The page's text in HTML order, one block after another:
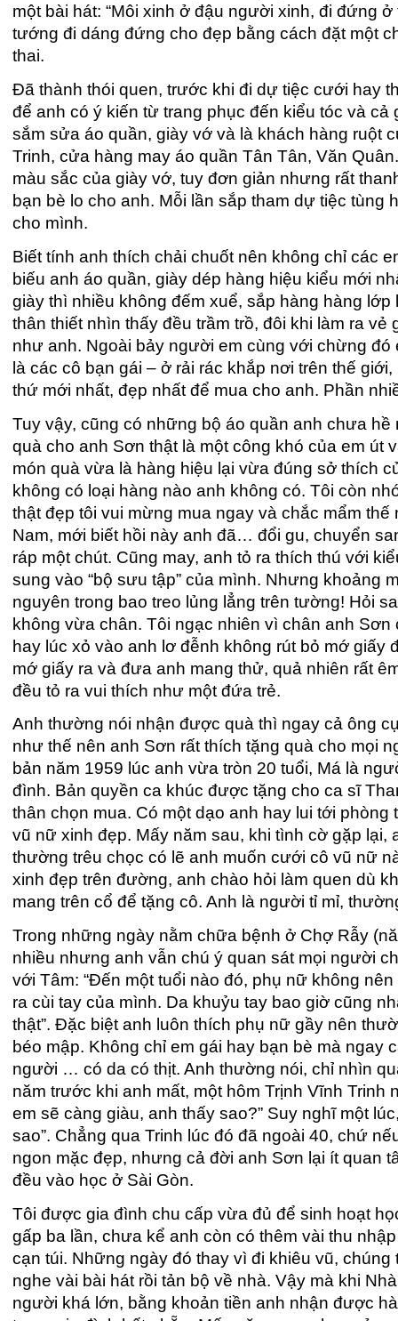
một bài hát: “Môi xinh ở đậu người xinh, đi đứng
tướng đi dáng đứng cho đẹp bằng cách đặt một
thai.
Đã thành thói quen, trước khi đi dự tiệc cưới hay
để anh có ý kiến từ trang phục đến kiểu tóc và
sắm sửa áo quần, giày vớ và là khách hàng ruột
Trinh, cửa hàng may áo quần Tân Tân, Văn
màu sắc của giày vớ, tuy đơn giản nhưng rất
bạn bè lo cho anh. Mỗi lần sắp tham dự tiệc
cho mình.
Biết tính anh thích chải chuốt nên không chỉ các
biếu anh áo quần, giày dép hàng hiệu kiểu mới
giày thì nhiều không đếm xuể, sắp hàng hàng
thân thiết nhìn thấy đều trầm trồ, đôi khi làm ra
như anh. Ngoài bảy người em cùng với chừng
là các cô bạn gái – ở rải rác khắp nơi trên thế
thứ mới nhất, đẹp nhất để mua cho anh. Phần
Tuy vậy, cũng có những bộ áo quần anh chưa
quà cho anh Sơn thật là một công khó của em út
món quà vừa là hàng hiệu lại vừa đúng sở thích
không có loại hàng nào anh không có. Tôi còn
thật đẹp tôi vui mừng mua ngay và chắc mẩm
Nam, mới biết hồi này anh đã… đổi gu, chuyển
ráp một chút. Cũng may, anh tỏ ra thích thú với
sung vào “bộ sưu tập” của mình. Nhưng khoảng
nguyên trong bao treo lủng lẳng trên tường! Hỏi
không vừa chân. Tôi ngạc nhiên vì chân anh
hay lúc xỏ vào anh lơ đễnh không rút bỏ mớ giấy
mớ giấy ra và đưa anh mang thử, quả nhiên rất
đều tỏ ra vui thích như một đứa trẻ.
Anh thường nói nhận được quà thì ngay cả ông
như thế nên anh Sơn rất thích tặng quà cho mọi
bản năm 1959 lúc anh vừa tròn 20 tuổi, Má là
đình. Bản quyền ca khúc được tặng cho ca sĩ
thân chọn mua. Có một dạo anh hay lui tới
vũ nữ xinh đẹp. Mấy năm sau, khi tình cờ gặp
thường trêu chọc có lẽ anh muốn cưới cô vũ nữ
xinh đẹp trên đường, anh chào hỏi làm quen dù
mang trên cổ để tặng cô. Anh là người tỉ mỉ,
Trong những ngày nằm chữa bệnh ở Chợ Rẫy
nhiều nhưng anh vẫn chú ý quan sát mọi người
với Tâm: “Đến một tuổi nào đó, phụ nữ không
ra cùi tay của mình. Da khuỷu tay bao giờ cũng
thật”. Đặc biệt anh luôn thích phụ nữ gầy nên
béo mập. Không chỉ em gái hay bạn bè mà
người … có da có thịt. Anh thường nói, chỉ nhìn
năm trước khi anh mất, một hôm Trịnh Vĩnh
em sẽ càng giàu, anh thấy sao?” Suy nghĩ một
sao”. Chẳng qua Trinh lúc đó đã ngoài 40, chứ
ngon mặc đẹp, nhưng cả đời anh Sơn lại ít quan
đều vào học ở Sài Gòn.
Tôi được gia đình chu cấp vừa đủ để sinh hoạt
gấp ba lần, chưa kể anh còn có thêm vài thu
cạn túi. Những ngày đó thay vì đi khiêu vũ,
nghe vài bài hát rồi tản bộ về nhà. Vậy mà khi
người khá lớn, bằng khoản tiền anh nhận được